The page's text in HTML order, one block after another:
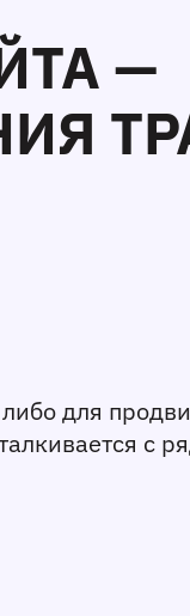
—
для
с